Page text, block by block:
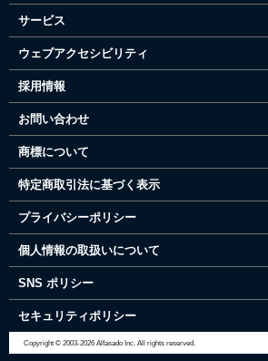
サービス
ウェブアクセシビリティ
採用情報
お問い合わせ
商標について
特定商取引法に基づく表示
プライバシーポリシー
個人情報の取扱いについて
SNS ポリシー
セキュリティポリシー
Copyright © 2003-2026 Alfasado Inc. All rights reserved.